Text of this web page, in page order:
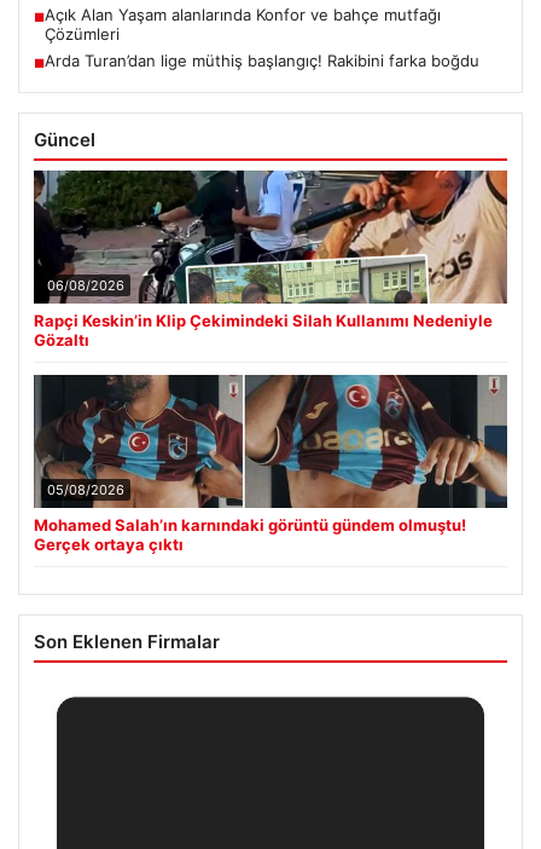
■Açık Alan Yaşam alanlarında Konfor ve bahçe mutfağı
Çözümleri
■Arda Turan’dan lige müthiş başlangıç! Rakibini farka boğdu
Güncel
06/08/2026
Rapçi Keskin’in Klip Çekimindeki Silah Kullanımı Nedeniyle
Gözaltı
05/08/2026
Mohamed Salah’ın karnındaki görüntü gündem olmuştu!
Gerçek ortaya çıktı
Son Eklenen Firmalar